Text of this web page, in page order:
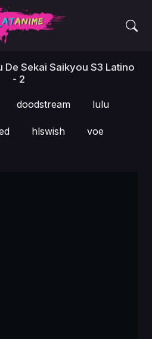
Sekai Saikyou S3 Latino
- 2
doodstream lulu
hlswish voe